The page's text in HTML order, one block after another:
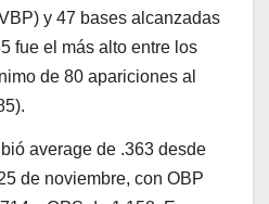
y 47 bases alcanzadas
fue el más alto entre los
de 80 apariciones al
average de .363 desde
de noviembre, con OBP